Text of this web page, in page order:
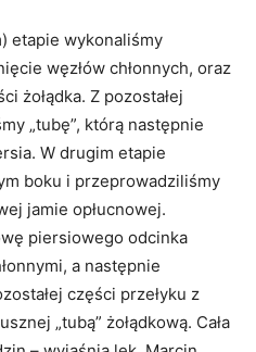
etapie wykonaliśmy
węzłów chłonnych, oraz
żołądka. Z pozostałej
„tubę”, którą następnie
W drugim etapie
boku i przeprowadziliśmy
jamie opłucnowej.
piersiowego odcinka
a następnie
części przełyku z
„tubą” żołądkową. Cała